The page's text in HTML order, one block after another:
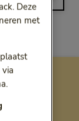
Deze
met